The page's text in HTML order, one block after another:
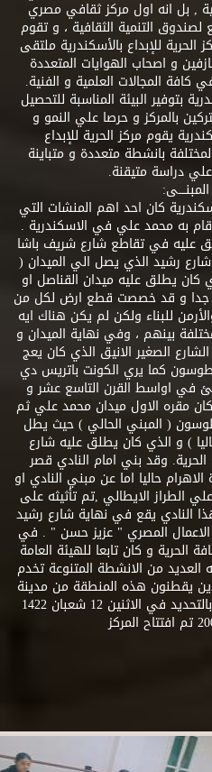
, بل انه اول مركز ثقافي مصري
التنمية الثقافية ، و تقوم
الحرية للإبداع بالأسكندرية ملتقى
و اصحاب الهوايات المتعددة
كافة المجالات العلمية و الفنية.
بتوفير البيئة المناسبة للتحصيل
بالمركز و حرصا علي النمو و
يقوم مركز الحرية للإبداع
بانشطة متعددة و متباينة
دراسة متيقنة.
كان احد اهم المنشات التي
به محمد علي في الاسكندرية .
عليه في تقاطع شارع شريف باشا
رشيد الذي يصل الي الميدان (
كان يطلق عليه ميدان القناصل او
جدا و قد خصصت قطع ارض لكل من
للبناء ولكن لم يكن هناك ايه
بينهم ، وفي نهاية الميدان و
الصغير الانيق الذي كان يعج
طوسون كما يري الكونت باتريس دي
في اواسط القرن التاسع عشر و
في 15 فبراير 1888 م و كان مقره الاول ميدان محمد علي ثم
( المبني الحالي ) حيث يطل
) و الذي كان يطلق عليه شارع
وقد بني امام النادي قصر
جريدة الاهرام حاليا اما عن مبني النادي او
الايطالي ,تم تأثيثه على
النادي يقع في نهاية شارع رشيد
الاعمال المصري " عزيز حسن " . في
الحرية و كان تابعا للهيئة العامة
العديد من الانشطة المتنوعة تخدم
يقطنون هذه المنطقة من مدينة
الاسكندرية . و في عام 2001 و بالتحديد في الاثنين 12 شعبان 1422